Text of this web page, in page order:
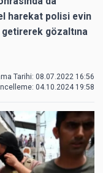
harekat polisi evin
getirerek gözaltına
Tarihi: 08.07.2022 16:56
04.10.2024 19:58